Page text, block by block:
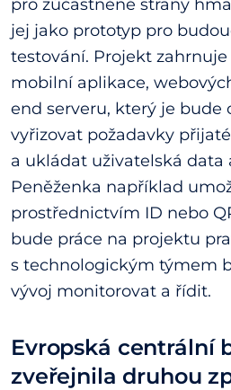
pro zúčastněné strany
jej jako prototyp pro
testování. Projekt
mobilní aplikace,
end serveru, který je bude
vyřizovat požadavky
a ukládat uživatelská data
Peněženka například
prostřednictvím ID nebo
bude práce na projektu
s technologickým týmem
vývoj monitorovat a řídit.
Evropská centrální
zveřejnila druhou